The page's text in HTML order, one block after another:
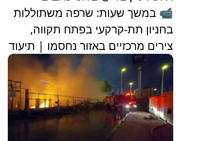
📹 במשך שעות: שרפה משתוללות
בחניון תת-קרקעי בפתח תקווה,
צירים מרכזיים באזור נחסמו | תיעוד